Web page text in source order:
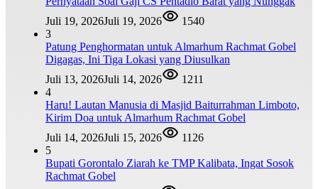
Juli 19, 2026Juli 19, 2026
1540
3
Patung Penghormatan untuk Almarhum Rachmat Gobel
Digagas, Ini Tiga Lokasi yang Diusulkan
Juli 13, 2026Juli 14, 2026
1211
4
Haru! Lautan Manusia di Masjid Baiturrahman Limboto,
Kirim Doa untuk Almarhum Rachmat Gobel
Juli 14, 2026Juli 15, 2026
1126
5
Bupati Gorontalo Ziarah ke TMP Kalibata, Ingat Sosok
Rachmat Gobel